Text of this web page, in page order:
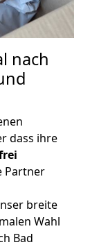
nach
dass ihre
Partner
breite
Wahl
Bad